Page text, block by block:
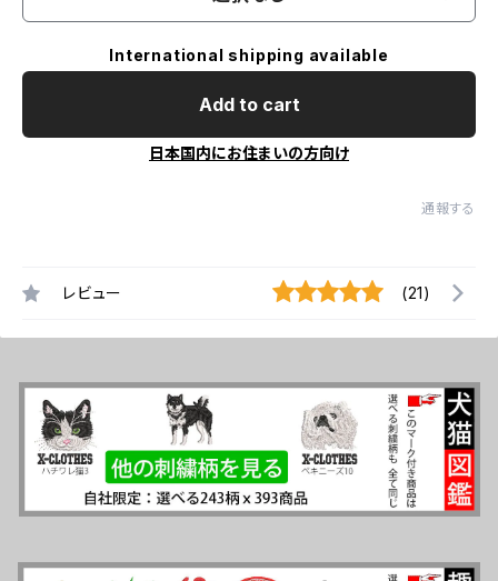
International shipping available
Add to cart
日本国内にお住まいの方向け
通報する
レビュー (21)